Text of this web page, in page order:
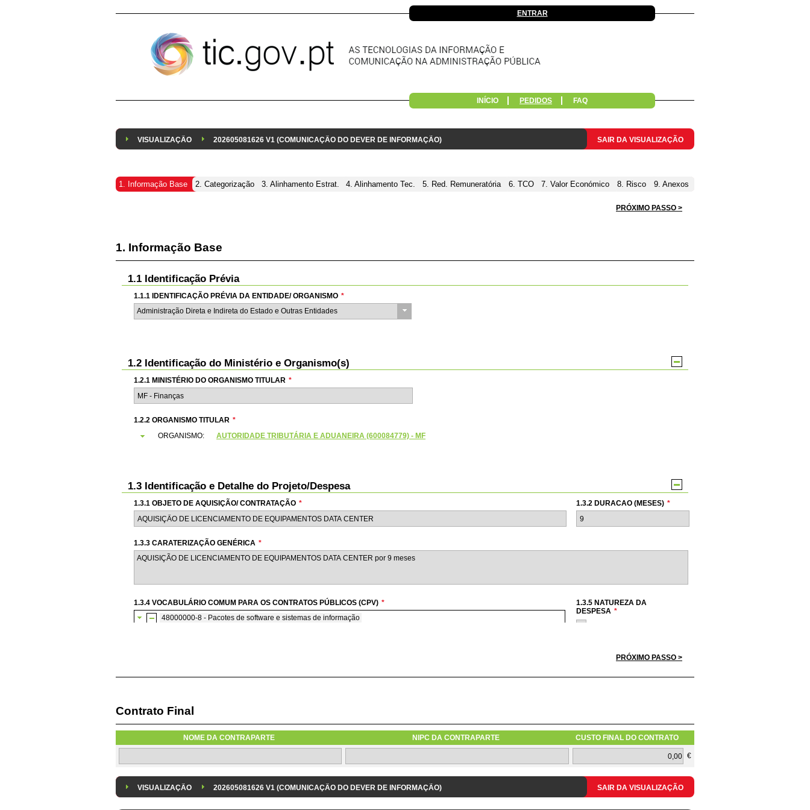
ENTRAR
INÍCIO PEDIDOS FAQ
VISUALIZAÇÃO 202605081626 V1 (COMUNICAÇÃO DO DEVER DE INFORMAÇÃO) SAIR DA VISUALIZAÇÃO
PRÓXIMO PASSO >
1. Informação Base 2. Categorização 3. Alinhamento Estrat. 4. Alinhamento Tec. 5. Red. Remuneratória 6. TCO 7. Valor Económico 8. Risco 9. Anexos
1. Informação Base
1.1 Identificação Prévia
1.1.1 IDENTIFICAÇÃO PRÉVIA DA ENTIDADE/ ORGANISMO *
Administração Direta e Indireta do Estado e Outras Entidades
1.2 Identificação do Ministério e Organismo(s)
1.2.1 MINISTÉRIO DO ORGANISMO TITULAR *
1.2.2 ORGANISMO TITULAR *
ORGANISMO:
AUTORIDADE TRIBUTÁRIA E ADUANEIRA (600084779) - MF
1.3 Identificação e Detalhe do Projeto/Despesa
1.3.1 OBJETO DE AQUISIÇÃO/ CONTRATAÇÃO * 1.3.2 DURACAO (MESES) *
1.3.3 CARATERIZAÇÃO GENÉRICA *
1.3.4 VOCABULÁRIO COMUM PARA OS CONTRATOS PÚBLICOS (CPV) *
48000000-8 - Pacotes de software e sistemas de informação
1.3.5 NATUREZA DA
DESPESA *
Serviços
1.3.6 AQUISIÇÃO DE SOFTWARE SUBMETIDA À CONCORRÊNCIA COM BASE NO TCO
A aquisição de software informático será submetida à concorrência com base no custo total de utilização das soluções a apresentar pelos concorrentes
1.3.10 TIPOLOGIA DO PEDIDO
PRÓXIMO PASSO >
Contrato Final
NOME DA CONTRAPARTE NIPC DA CONTRAPARTE CUSTO FINAL DO CONTRATO
€
VISUALIZAÇÃO 202605081626 V1 (COMUNICAÇÃO DO DEVER DE INFORMAÇÃO) SAIR DA VISUALIZAÇÃO